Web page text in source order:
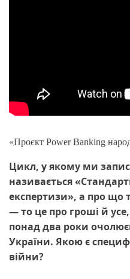
«Проєкт Power Banking
Цикл, у якому ми
називається
експертизи», а про що
— то це про гроші й
понад два роки
України. Якою є
війни?